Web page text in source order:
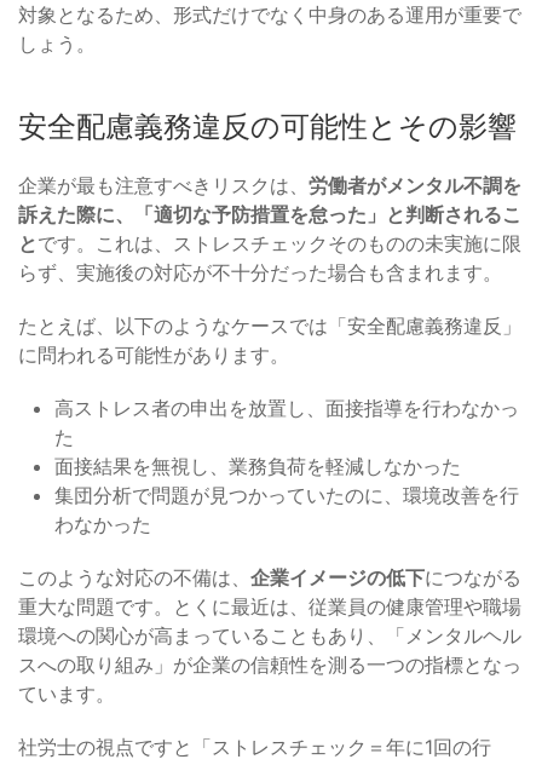
対象となるため、形式だけでなく中身のある運用が重要で
しょう。
安全配慮義務違反の可能性とその影響
企業が最も注意すべきリスクは、 労働者がメンタル不調を
訴えた際に、「適切な予防措置を怠った」と判断されるこ
とです。これは、ストレスチェックそのものの未実施に限
らず、実施後の対応が不十分だった場合も含まれます。
たとえば、以下のようなケースでは「安全配慮義務違反」
に問われる可能性があります。
高ストレス者の申出を放置し、面接指導を行わなかっ
た
面接結果を無視し、業務負荷を軽減しなかった
集団分析で問題が見つかっていたのに、環境改善を行
わなかった
このような対応の不備は、 企業イメージの低下につながる
重大な問題です。とくに最近は、従業員の健康管理や職場
環境への関心が高まっていることもあり、「メンタルヘル
スへの取り組み」が企業の信頼性を測る一つの指標となっ
ています。
社労士の視点ですと「ストレスチェック＝年に1回の行